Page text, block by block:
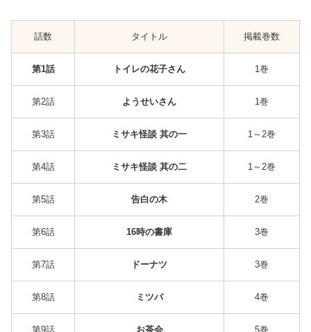
話数 タイトル 掲載巻数
第1話 トイレの花子さん 1巻
第2話 ようせいさん 1巻
第3話 ミサキ怪談 其の一 1～2巻
第4話 ミサキ怪談 其の二 1～2巻
第5話 告白の木 2巻
第6話 16時の書庫 3巻
第7話 ドーナツ 3巻
第8話 ミツバ 4巻
第9話 お茶会 5巻